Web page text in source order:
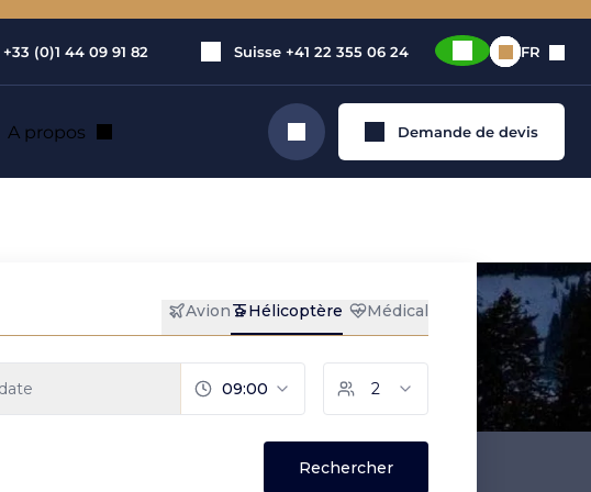
+33 (0)1 44 09 91 82 Suisse +41 22 355 06 24 FR
A propos Rechercher Demande de devis